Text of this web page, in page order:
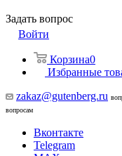
Задать вопрос
Войти
Корзина0
Избранные
zakaz@gutenberg.ru
вопросам
Вконтакте
Telegram